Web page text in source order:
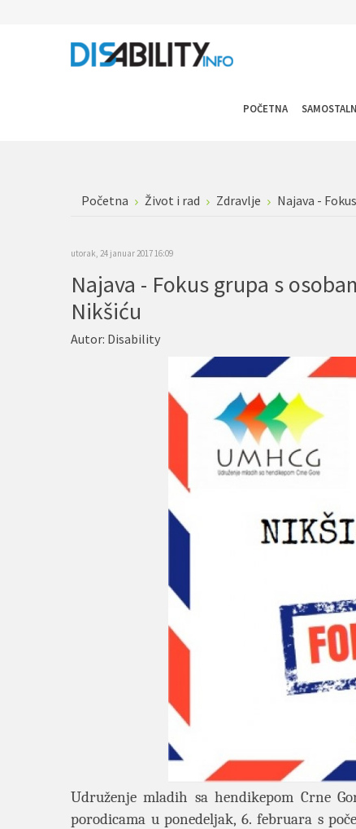
POČETNA
Početna Život i rad Zdravlje Najava -
utorak, 24 januar 2017 16:09
Najava - Fokus grupa s
Nikšiću
Autor: Disability
Udruženje mladih sa hendikepom Crne
porodicama u ponedeljak, 6. februara s